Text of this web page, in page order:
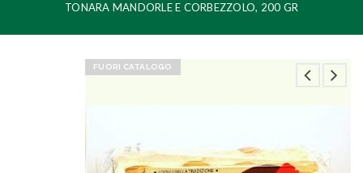
TONARA MANDORLE E CORBEZZOLO, 200 GR
FUORI CATALOGO